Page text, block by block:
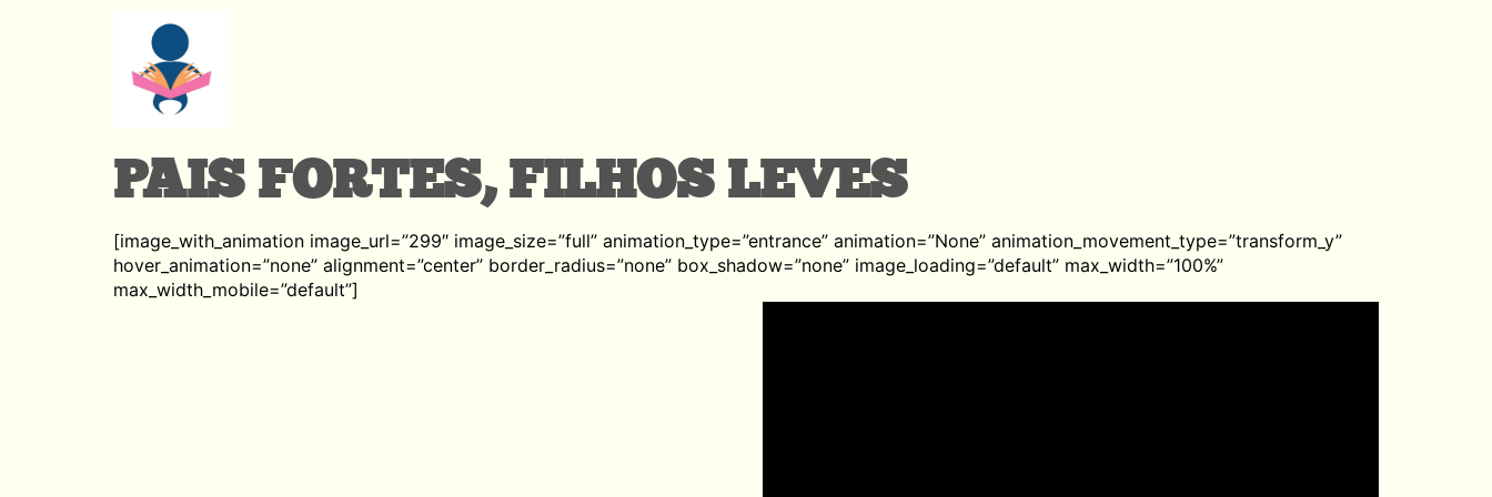
PAIS FORTES, FILHOS LEVES
[image_with_animation image_url=”299″ image_size=”full” animation_type=”entrance” animation=”None” animation_movement_type=”transform_y”
hover_animation=”none” alignment=”center” border_radius=”none” box_shadow=”none” image_loading=”default” max_width=”100%”
max_width_mobile=”default”]